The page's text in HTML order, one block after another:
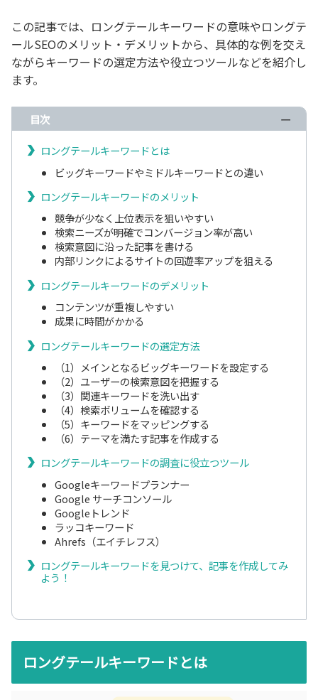
この記事では、ロングテールキーワードの意味やロングテ
ールSEOのメリット・デメリットから、具体的な例を交え
ながらキーワードの選定方法や役立つツールなどを紹介し
ます。
目次
ロングテールキーワードとは
ビッグキーワードやミドルキーワードとの違い
ロングテールキーワードのメリット
競争が少なく上位表示を狙いやすい
検索ニーズが明確でコンバージョン率が高い
検索意図に沿った記事を書ける
内部リンクによるサイトの回遊率アップを狙える
ロングテールキーワードのデメリット
コンテンツが重複しやすい
成果に時間がかかる
ロングテールキーワードの選定方法
（1）メインとなるビッグキーワードを設定する
（2）ユーザーの検索意図を把握する
（3）関連キーワードを洗い出す
（4）検索ボリュームを確認する
（5）キーワードをマッピングする
（6）テーマを満たす記事を作成する
ロングテールキーワードの調査に役立つツール
Googleキーワードプランナー
Google サーチコンソール
Googleトレンド
ラッコキーワード
Ahrefs（エイチレフス）
ロングテールキーワードを見つけて、記事を作成してみ
よう！
ロングテールキーワードとは